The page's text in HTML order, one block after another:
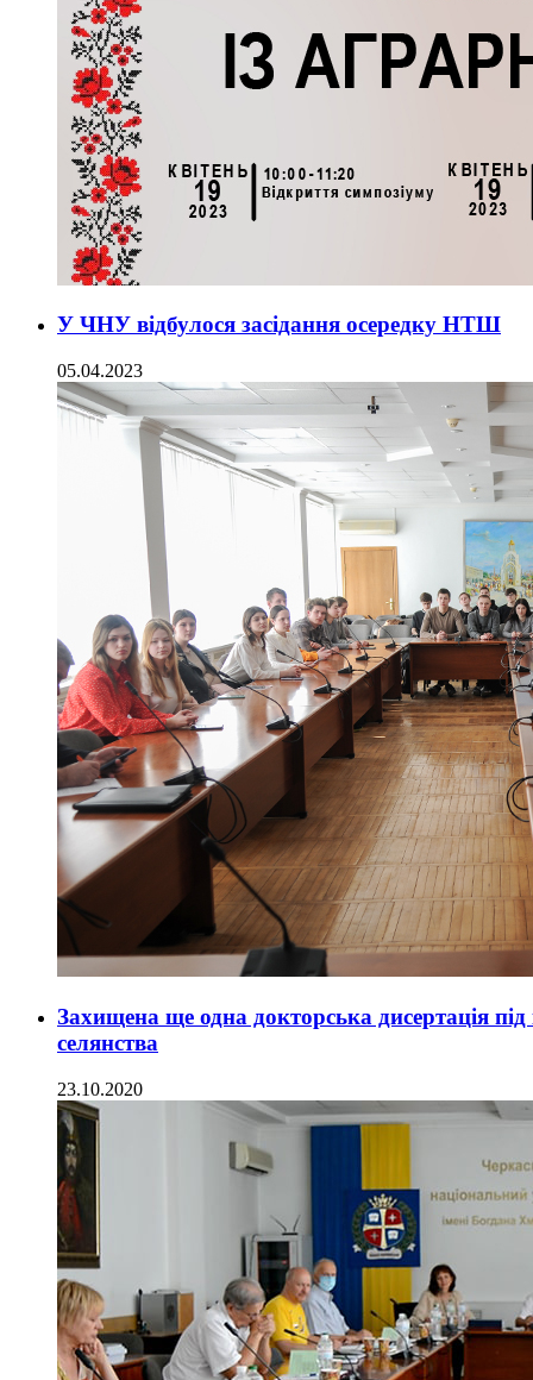
У ЧНУ відбулося засідання осередку НТШ
05.04.2023
Захищена ще одна докторська дисертація
селянства
23.10.2020